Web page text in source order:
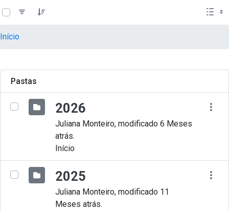
Pular para o Conteúdo principal
teste descricao
Início
Pastas
2026
Juliana Monteiro, modificado 6 Meses
atrás.
Início
2025
Juliana Monteiro, modificado 11
Meses atrás.